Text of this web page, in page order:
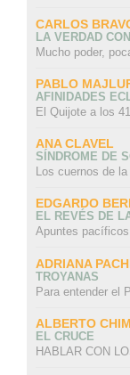
CARLOS
LA VERDAD
Mucho poder,
PABLO
AFINIDADES
El Quijote a los 41
ANA CLAVEL
SÍNDROME DE
Los cuernos de
EDGARDO
EL REVÉS DE
Apuntes pacíficos
ADRIANA
TROYANAS
Para entender el
ALBERTO
EL CRUCE
HABLAR CON